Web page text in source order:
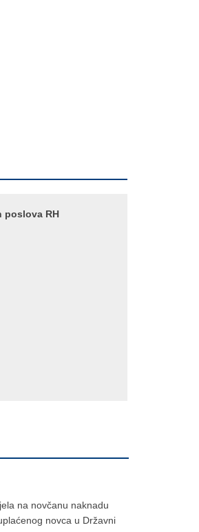
poslova RH
na novčanu naknadu
novca u Državni